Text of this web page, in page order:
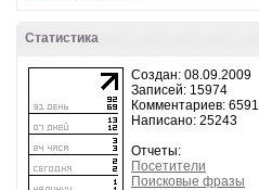
Статистика
Создан: 08.09.2009
Записей: 15974
Комментариев: 6591
Написано: 25243
Отчеты:
Посетители
Поисковые фразы